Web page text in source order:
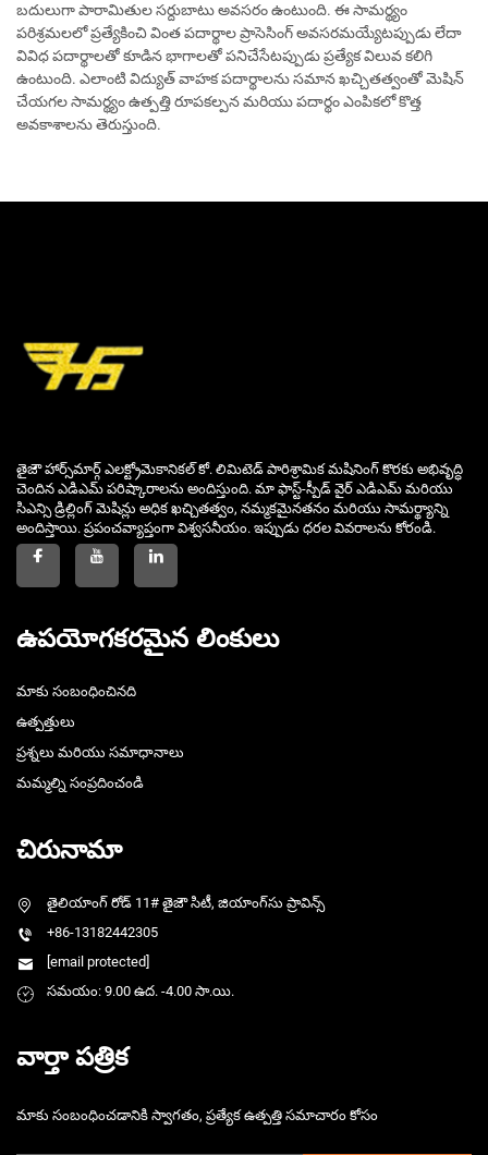
బదులుగా పారామితుల సర్దుబాటు అవసరం ఉంటుంది. ఈ సామర్థ్యం
పరిశ్రమలలో ప్రత్యేకించి వింత పదార్థాల ప్రాసెసింగ్ అవసరమయ్యేటప్పుడు లేదా
వివిధ పదార్థాలతో కూడిన భాగాలతో పనిచేసేటప్పుడు ప్రత్యేక విలువ కలిగి
ఉంటుంది. ఎలాంటి విద్యుత్ వాహక పదార్థాలను సమాన ఖచ్చితత్వంతో మెషిన్
చేయగల సామర్థ్యం ఉత్పత్తి రూపకల్పన మరియు పదార్థం ఎంపికలో కొత్త
అవకాశాలను తెరుస్తుంది.
తైజౌ హార్స్‌మార్గ్ ఎలక్ట్రోమెకానికల్ కో. లిమిటెడ్ పారిశ్రామిక మషినింగ్ కొరకు అభివృద్ధి
చెందిన ఎడిఎమ్ పరిష్కారాలను అందిస్తుంది. మా ఫాస్ట్-స్పీడ్ వైర్ ఎడిఎమ్ మరియు
సిఎన్సి డ్రిల్లింగ్ మెషిన్లు అధిక ఖచ్చితత్వం, నమ్మకమైనతనం మరియు సామర్థ్యాన్ని
అందిస్తాయి. ప్రపంచవ్యాప్తంగా విశ్వసనీయం. ఇప్పుడు ధరల వివరాలను కోరండి.
ఉపయోగకరమైన లింకులు
మాకు సంబంధించినది
ఉత్పత్తులు
ప్రశ్నలు మరియు సమాధానాలు
మమ్మల్ని సంప్రదించండి
చిరునామా
తైలియాంగ్ రోడ్ 11# తైజౌ సిటీ, జియాంగ్‌సు ప్రావిన్స్
+86-13182442305
[email protected]
సమయం: 9.00 ఉద. -4.00 సా.యి.
వార్తా పత్రిక
మాకు సంబంధించడానికి స్వాగతం, ప్రత్యేక ఉత్పత్తి సమాచారం కోసం